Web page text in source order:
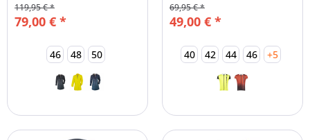
79,00 € *
119,95 € *
46 48 50
49,00 € *
69,95 € *
40 42 44 46 +5